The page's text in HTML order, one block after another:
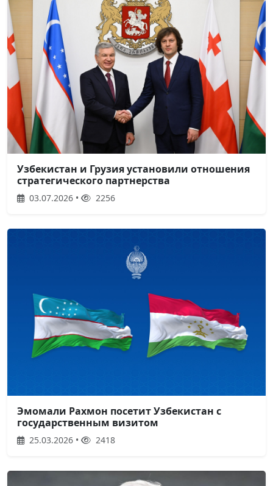
Узбекистан и Грузия установили отношения
стратегического партнерства
03.07.2026 • 2256
Эмомали Рахмон посетит Узбекистан с
государственным визитом
25.03.2026 • 2418